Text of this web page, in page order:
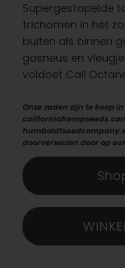
Neem contact op
Winkel op
Nederlands
Zoeken:
Supergestapelde
trichomen in het
buiten als binnen
gasneus en
voldoet Cali
Onze zaden zijn te koop
doorverwezen door op